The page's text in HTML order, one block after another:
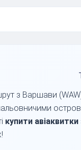
з Варшави
купити авіаквитки